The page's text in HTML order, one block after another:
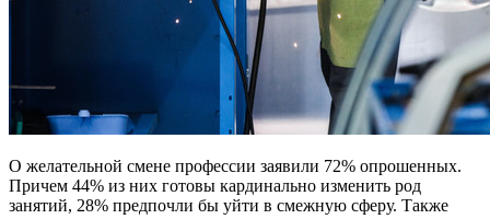
О желательной смене профессии заявили 72% опрошенных.
Причем 44% из них готовы кардинально изменить род
занятий, 28% предпочли бы уйти в смежную сферу. Также